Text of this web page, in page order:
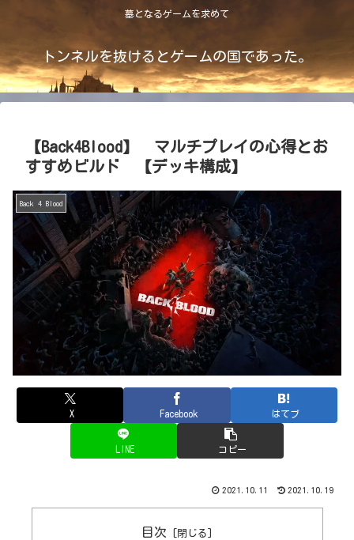
墓となるゲームを求めて
トンネルを抜けるとゲームの国であった。
【Back4Blood】 マルチプレイの心得とお
すすめビルド 【デッキ構成】
Back 4 Blood
X Facebook はてブ
LINE コピー
2021.10.11 2021.10.19
目次